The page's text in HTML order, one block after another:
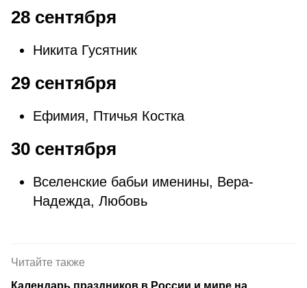
28 сентября
Никита Гусятник
29 сентября
Ефимия, Птичья Костка
30 сентября
Вселенские бабьи именины, Вера-
Надежда, Любовь
Читайте также
Календарь праздников в России и мире на